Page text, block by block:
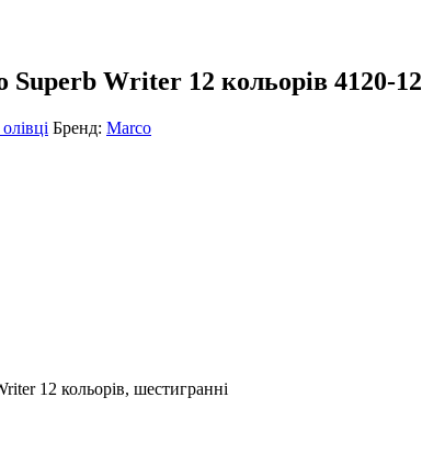
Superb Writer 12 кольорів 4120-12
Бренд: Marco
12 кольорів, шестигранні